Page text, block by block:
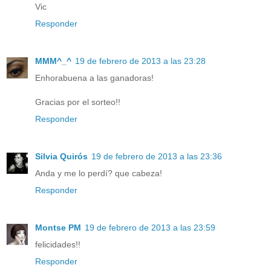
Vic
Responder
MMM^_^ 19 de febrero de 2013 a las 23:28
Enhorabuena a las ganadoras!
Gracias por el sorteo!!
Responder
Silvia Quirós 19 de febrero de 2013 a las 23:36
Anda y me lo perdí? que cabeza!
Responder
Montse PM 19 de febrero de 2013 a las 23:59
felicidades!!
Responder